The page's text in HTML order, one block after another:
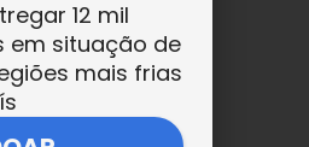
12 mil
em situação de
mais frias